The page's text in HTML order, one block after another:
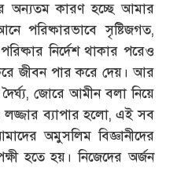
অন্যতম কারণ হচ্ছে আমার
পরিষ্কারভাবে সৃষ্টিজগত,
নির্দেশ থাকার পরেও
জীবন পার করে দেয়। আর
জোরে আমীন বলা নিয়ে
লজ্জার ব্যাপার হলো, এই সব
অমুসলিম বিজ্ঞানীদের
হতে হয়। নিজেদের অর্জন